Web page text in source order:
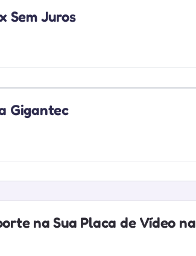
Sem Juros
Gigantec
na Sua Placa de Vídeo na